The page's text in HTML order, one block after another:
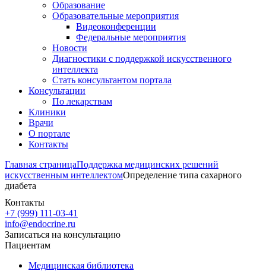
Образование
Образовательные мероприятия
Видеоконференции
Федеральные мероприятия
Новости
Диагностики с поддержкой искусственного
интеллекта
Стать консультантом портала
Консультации
По лекарствам
Клиники
Врачи
О портале
Контакты
Главная страницаПоддержка медицинских решений
искусственным интеллектомОпределение типа сахарного
диабета
Контакты
+7 (999) 111-03-41
info@endocrine.ru
Записаться на консультацию
Пациентам
Медицинская библиотека